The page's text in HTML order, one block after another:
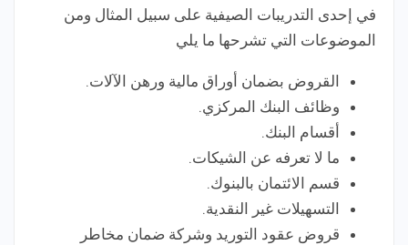
في إحدى التدريبات الصيفية على سبيل المثال ومن
الموضوعات التي تشرحها ما يلي
القروض بضمان أوراق مالية ورهن الآلات.
وظائف البنك المركزي.
أقسام البنك.
ما لا تعرفه عن الشيكات.
قسم الائتمان بالبنوك.
التسهيلات غير النقدية.
قروض عقود التوريد وشركة ضمان مخاطر